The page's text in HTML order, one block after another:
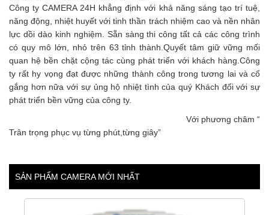
Công ty CAMERA 24H khẳng định với khả năng sáng tạo trí tuệ,
năng động, nhiệt huyết với tinh thần trách nhiệm cao và nền nhân
lực dồi dào kinh nghiệm. Sẵn sàng thi công tất cả các công trình
có quy mô lớn, nhỏ trên 63 tỉnh thành.Quyết tâm giữ vững mối
quan hệ bền chặt cộng tác cùng phát triển với khách hàng.Công
ty rất hy vọng đạt được những thành công trong tương lai và cố
gắng hơn nữa với sự ủng hộ nhiệt tình của quý Khách đối với sự
phát triển bền vững của công ty.
Với phương châm “
Trân trọng phục vụ từng phút,từng giây”
SẢN PHẨM CAMERA MỚI NHẤT